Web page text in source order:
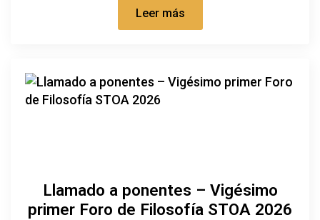
Leer más
Llamado a ponentes – Vigésimo
primer Foro de Filosofía STOA 2026